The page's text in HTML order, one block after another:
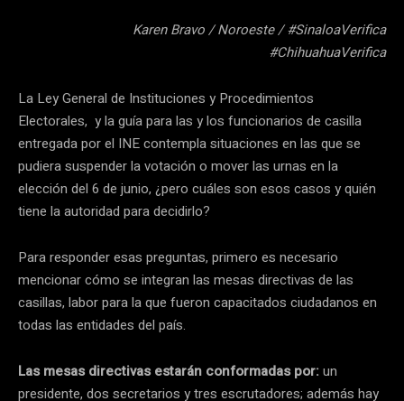
Karen Bravo / Noroeste / #SinaloaVerifica
#ChihuahuaVerifica
La Ley General de Instituciones y Procedimientos
Electorales, y la guía para las y los funcionarios de casilla
entregada por el INE contempla situaciones en las que se
pudiera suspender la votación o mover las urnas en la
elección del 6 de junio, ¿pero cuáles son esos casos y quién
tiene la autoridad para decidirlo?
Para responder esas preguntas, primero es necesario
mencionar cómo se integran las mesas directivas de las
casillas, labor para la que fueron capacitados ciudadanos en
todas las entidades del país.
Las mesas directivas estarán conformadas por:un
presidente, dos secretarios y tres escrutadores; además hay